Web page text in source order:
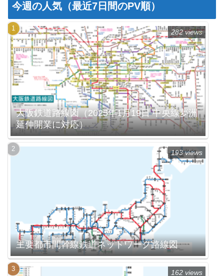
今週の人気（最近7日間のPV順）
大阪鉄道路線図（2025年1月19日 中央線夢洲
延伸開業に対応）
282 views
主要都市間幹線鉄道ネットワーク路線図
193 views
162 views